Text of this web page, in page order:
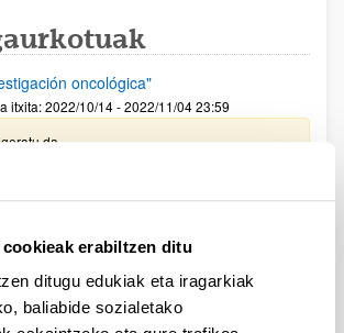
erabiltzen ditu
ditugu edukiak eta iragarkiak
baliabide sozialetako
oncológica"
itxita: 2022/10/14 - 2022/11/04 23:59
da
DEIALDIA